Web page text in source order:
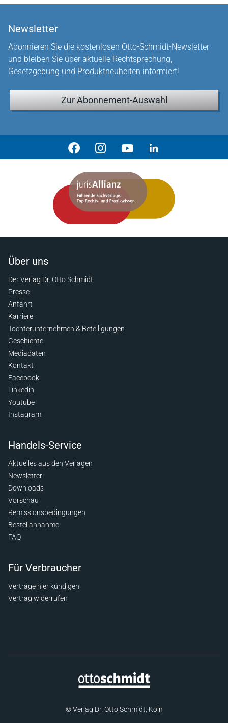
Newsletter
Abonnieren Sie die kostenlosen Otto-Schmidt-Newsletter
und bleiben Sie über aktuelle Rechtsprechung,
Gesetzgebung und Produktneuheiten informiert!
Zur Abonnement-Auswahl
Über uns
Der Verlag Dr. Otto Schmidt
Presse
Anfahrt
Karriere
Tochterunternehmen & Beteiligungen
Geschichte
Mediadaten
Kontakt
Facebook
Linkedin
Youtube
Instagram
Handels-Service
Aktuelles aus den Verlagen
Newsletter
Downloads
Vorschau
Remissionsbedingungen
Bestellannahme
FAQ
Für Verbraucher
Verträge hier kündigen
Vertrag widerrufen
© Verlag Dr. Otto Schmidt, Köln